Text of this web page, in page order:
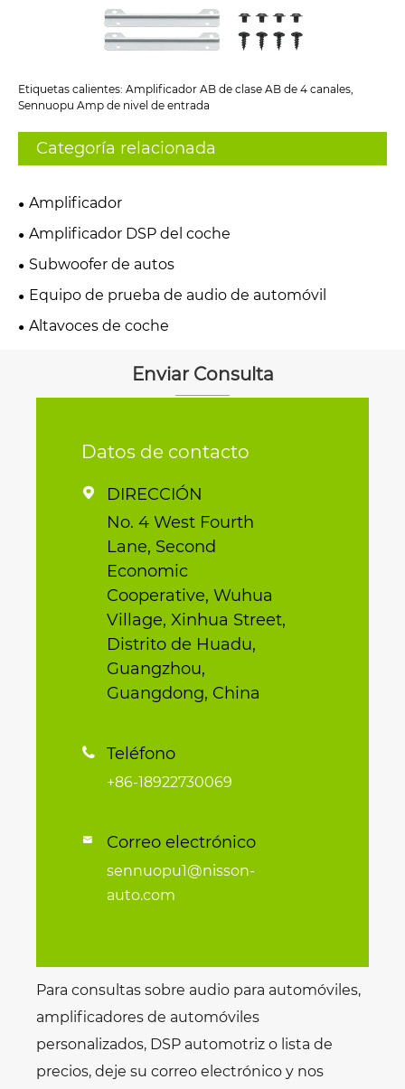
Etiquetas calientes: Amplificador AB de clase AB de 4 canales,
Sennuopu Amp de nivel de entrada
Categoría relacionada
Amplificador
Amplificador DSP del coche
Subwoofer de autos
Equipo de prueba de audio de automóvil
Altavoces de coche
Enviar Consulta
Datos de contacto

DIRECCIÓN
No. 4 West Fourth
Lane, Second
Economic
Cooperative, Wuhua
Village, Xinhua Street,
Distrito de Huadu,
Guangzhou,
Guangdong, China
 Teléfono
+86-18922730069
 Correo electrónico
sennuopu1@nisson-
auto.com
Para consultas sobre audio para automóviles,
amplificadores de automóviles
personalizados, DSP automotriz o lista de
precios, deje su correo electrónico y nos